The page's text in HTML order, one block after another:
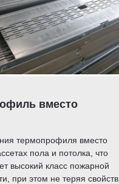
вместо
термопрофиля вместо
пола и потолка, что
высокий класс пожарной
при этом не теряя свойств